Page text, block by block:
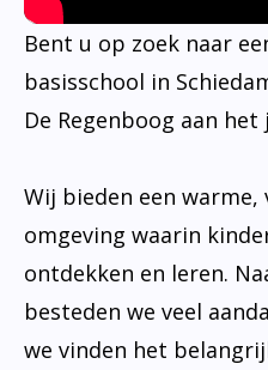
Bent u op zoek naar
basisschool in
De Regenboog aan
Wij bieden een
omgeving waarin
ontdekken en leren.
besteden we veel
we vinden het